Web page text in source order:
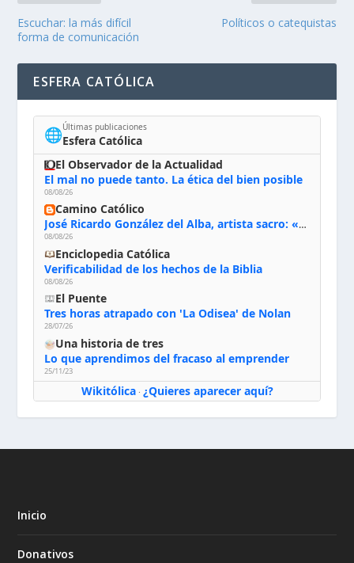
Escuchar: la más difícil
forma de comunicación
Políticos o catequistas
ESFERA CATÓLICA
🌐Últimas publicaciones
Esfera Católica
El Observador de la Actualidad
El mal no puede tanto. La ética del bien posible
08/08/26
Camino Católico
José Ricardo González del Alba, artista sacro: «Yo oro, hablo con Dios, le pido al Espíritu Santo su inspiración y siempre pinto rezando el rosario para que sea Él quien actúe a través de mis manos»
08/08/26
Enciclopedia Católica
Verificabilidad de los hechos de la Biblia
08/08/26
El Puente
Tres horas atrapado con 'La Odisea' de Nolan
28/07/26
Una historia de tres
Lo que aprendimos del fracaso al emprender
25/11/23
Wikitólica· ¿Quieres aparecer aquí?
Inicio
Donativos